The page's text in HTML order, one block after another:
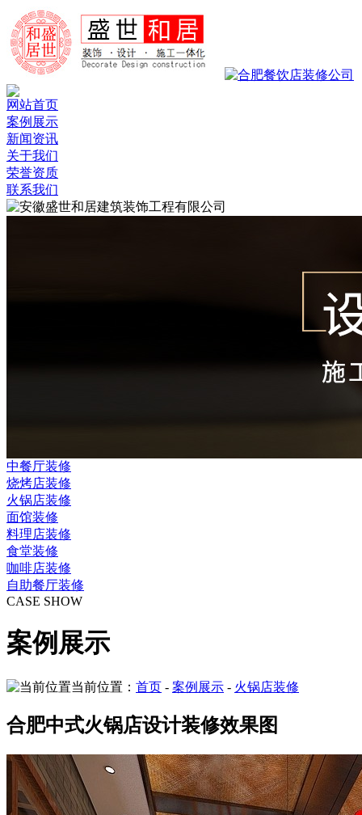
网站首页
案例展示
新闻资讯
关于我们
荣誉资质
联系我们
中餐厅装修
烧烤店装修
火锅店装修
面馆装修
料理店装修
食堂装修
咖啡店装修
自助餐厅装修
CASE SHOW
案例展示
当前位置： 首页 - 案例展示 - 火锅店装修
合肥中式火锅店设计装修效果图